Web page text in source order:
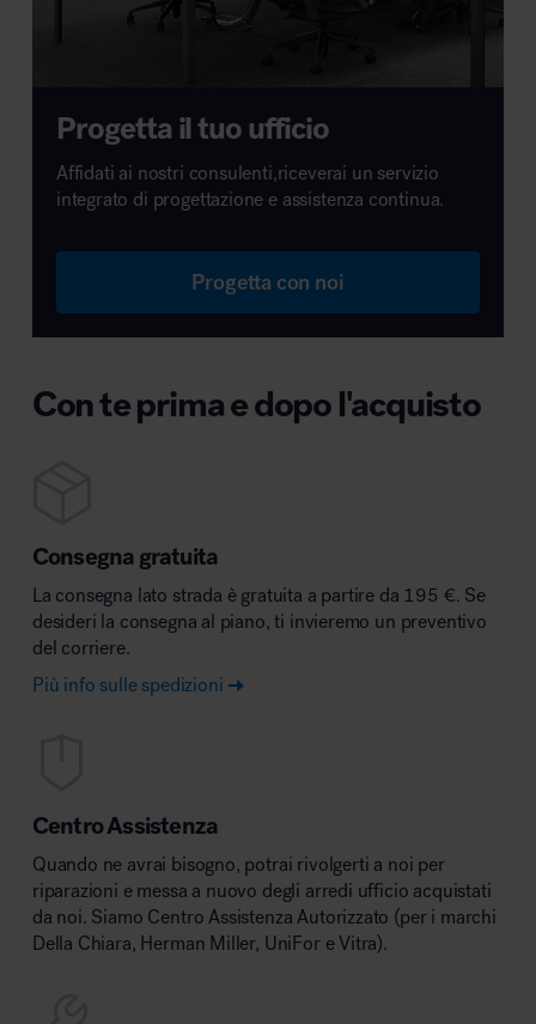
Progetta il tuo ufficio
Affidati ai nostri consulenti,riceverai un servizio
integrato di progettazione e assistenza continua.
Progetta con noi
Con te prima e dopo l'acquisto
Consegna gratuita
La consegna lato strada è gratuita a partire da 195 €. Se
desideri la consegna al piano, ti invieremo un preventivo
del corriere.
Più info sulle spedizioni
Centro Assistenza
Quando ne avrai bisogno, potrai rivolgerti a noi per
riparazioni e messa a nuovo degli arredi ufficio acquistati
da noi. Siamo Centro Assistenza Autorizzato (per i marchi
Della Chiara, Herman Miller, UniFor e Vitra).